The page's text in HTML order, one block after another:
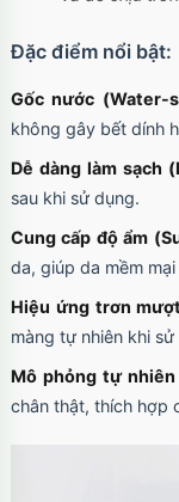
Đặc điểm nổi bật:
Gốc nước (Water-
không gây bết dính
Dễ dàng làm sạch
sau khi sử dụng.
Cung cấp độ ẩm
da, giúp da mềm
Hiệu ứng trơn
màng tự nhiên khi sử
Mô phỏng tự
chân thật, thích hợp